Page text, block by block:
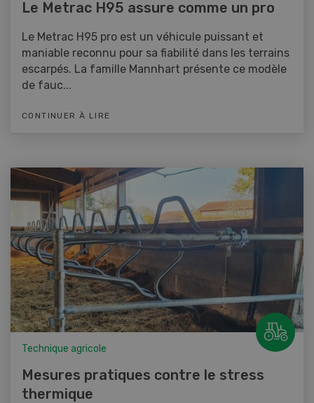
Le Metrac H95 assure comme un pro
Le Metrac H95 pro est un véhicule puissant et
maniable reconnu pour sa fiabilité dans les terrains
escarpés. La famille Mannhart présente ce modèle
de fauc...
CONTINUER À LIRE
Technique agricole
Mesures pratiques contre le stress
thermique